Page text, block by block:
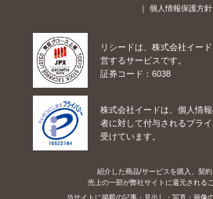
個人情報保護方針
リシードは、株式会社イー
営するサービスです。
証券コード：6038
株式会社イードは、個人情
者に対して付与されるプラ
受けています。
紹介した商品/サービスを購入、契約
売上の一部が弊社サイトに還元される